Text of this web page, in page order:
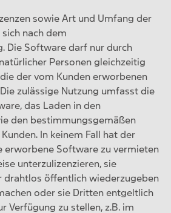
sowie Art und Umfang der
nach dem
Die Software darf nur durch
Personen gleichzeitig
der vom Kunden erworbenen
zulässige Nutzung umfasst die
das Laden in den
den bestimmungsgemäßen
In keinem Fall hat der
erworbene Software zu vermieten
unterzulizenzieren, sie
drahtlos öffentlich wiederzugeben
oder sie Dritten entgeltlich
Verfügung zu stellen, z.B. im